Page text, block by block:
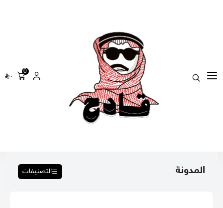
0
٠
المدونة التصنيفات